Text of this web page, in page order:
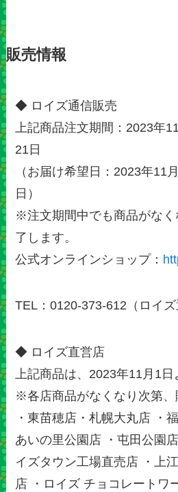
販売情報
◆ ロイズ通信販売
上記商品注文期間：2023年
21日
（お届け希望日：2023年11
日）
※注文期間中でも商品がな
了します。
公式オンラインショップ：
TEL：0120-373-612（ロイズ
◆ ロイズ直営店
上記商品は、2023年11月1日
※各店商品がなくなり次第、
・東苗穂店・札幌大丸店 ・
あいの里公園店 ・屯田公園
イズタウン工場直売店 ・上
店 ・ロイズ チョコレートワ